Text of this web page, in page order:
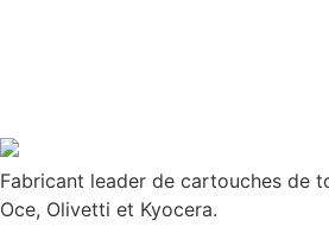
Fabricant leader de cartouches de
Oce, Olivetti et Kyocera.